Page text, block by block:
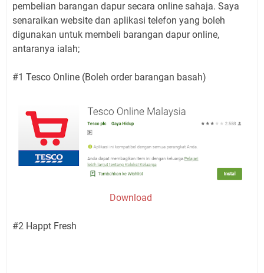
pembelian barangan dapur secara online sahaja. Saya
senaraikan website dan aplikasi telefon yang boleh
digunakan untuk membeli barangan dapur online,
antaranya ialah;
#1 Tesco Online (Boleh order barangan basah)
Download
#2 Happt Fresh